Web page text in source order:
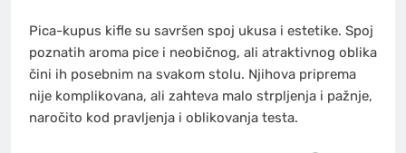
Pica-kupus kifle su savršen spoj ukusa i estetike. Spoj
poznatih aroma pice i neobičnog, ali atraktivnog oblika
čini ih posebnim na svakom stolu. Njihova priprema
nije komplikovana, ali zahteva malo strpljenja i pažnje,
naročito kod pravljenja i oblikovanja testa.